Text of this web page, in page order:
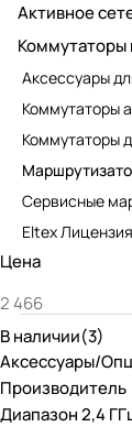
Активное
Аксессуары
Коммутаторы
Коммутаторы
Сервисные
Eltex Лицензия
Цена
В наличии(3)
Аксессуары/
Производитель
Диапазон 2,4